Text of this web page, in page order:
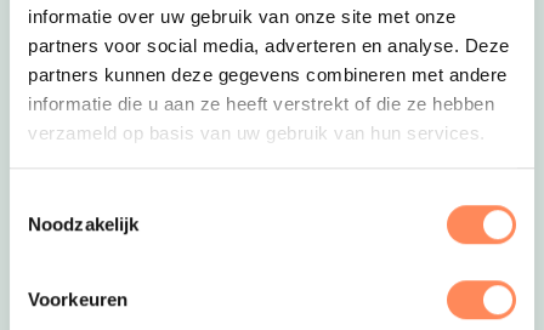
informatie over uw gebruik van onze site met onze
partners voor social media, adverteren en analyse. Deze
partners kunnen deze gegevens combineren met andere
informatie die u aan ze heeft verstrekt of die ze hebben
verzameld op basis van uw gebruik van hun services.
Noodzakelijk
Voorkeuren
Deze link opent in een nieuwe tab
Stedentrip naar Amsterdam
Bijzondere stedentrip: Train Lodge Hostel in
Amsterdam
dat! Eenbetaalbare
ervaring. Boek een
, net zoals treinreizigers dat doen.
Elk treingedeelte heeft zijn eigen wasbak en op de